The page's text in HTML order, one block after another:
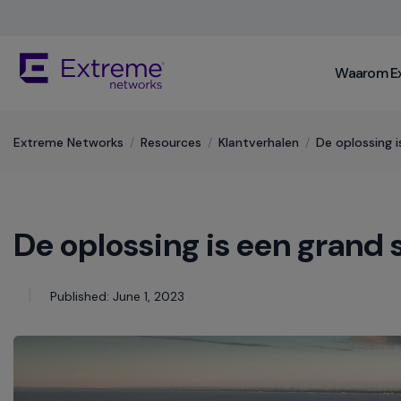
Content
keyboard
keys,
enter,
and
commands.
can
Waarom
Extreme Networks / Resources / Klantverhalen / De oplossing
De oplossing is een grand
Published: June 1, 2023